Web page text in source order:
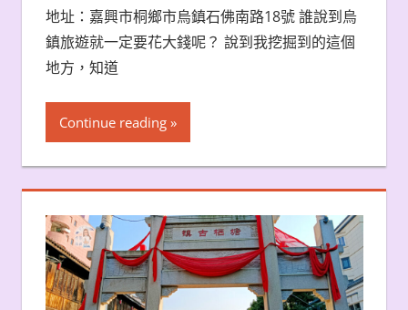
地址：嘉興市桐鄉市烏鎮石佛南路18號 誰說到烏
鎮旅遊就一定要花大錢呢？ 說到我挖掘到的這個
地方，知道
Continue reading